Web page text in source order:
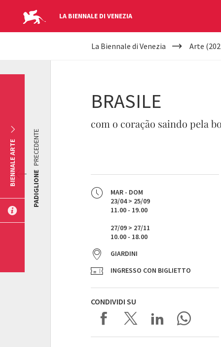
LA BIENNALE DI VENEZIA
YOUR
La Biennale di Venezia Arte
BRASILE
com o coração saindo pela
MAR - DOM
23/04 > 25/09
11.00 - 19.00
27/09 > 27/11
10.00 - 18.00
GIARDINI
INGRESSO CON BIGLIETTO
CONDIVIDI SU
PADIGLIONE
PRECEDENTE
BIENNALE ARTE